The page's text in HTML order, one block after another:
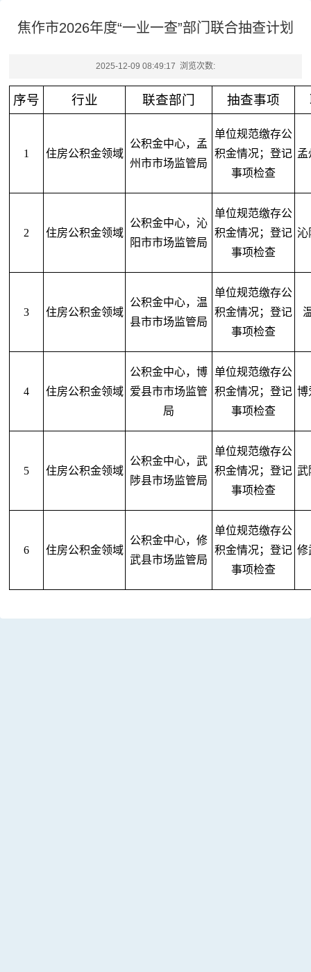
焦作市2026年度“一业一查”部门联合抽查计划
2025-12-09 08:49:17 浏览次数:
序号 行业 联查部门 抽查事项
1 住房公积金领域
公积金中心，孟
州市市场监管局
单位规范缴存公
积金情况；登记
事项检查
孟
2 住房公积金领域
公积金中心，沁
阳市市场监管局
单位规范缴存公
积金情况；登记
事项检查
沁
3 住房公积金领域
公积金中心，温
县市市场监管局
单位规范缴存公
积金情况；登记
事项检查
4 住房公积金领域
公积金中心，博
爱县市市场监管
局
单位规范缴存公
积金情况；登记
事项检查
博
5 住房公积金领域
公积金中心，武
陟县市场监管局
单位规范缴存公
积金情况；登记
事项检查
武
6 住房公积金领域
公积金中心，修
武县市场监管局
单位规范缴存公
积金情况；登记
事项检查
修